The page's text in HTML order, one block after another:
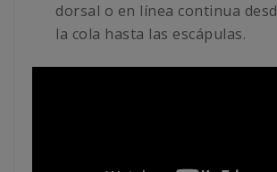
dorsal o en línea continua
la cola hasta las escápulas.